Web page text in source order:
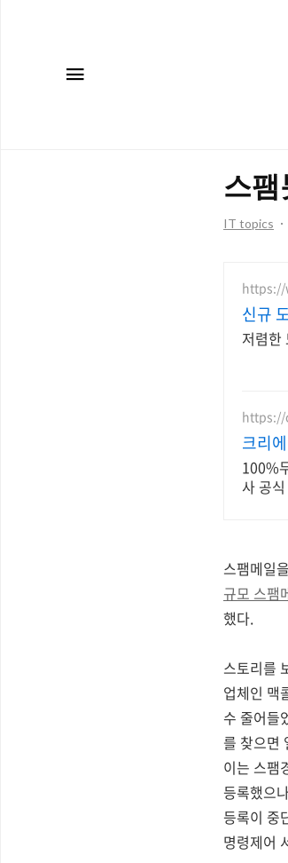
스팸
IT topics
https://
신규
저렴한
크리
100%
사 공
스팸메일
규모 스팸
했다.
스토리를
업체인 맥
수 줄어들
를 찾으면
이는 스팸
등록했으
등록이 중
명령제어